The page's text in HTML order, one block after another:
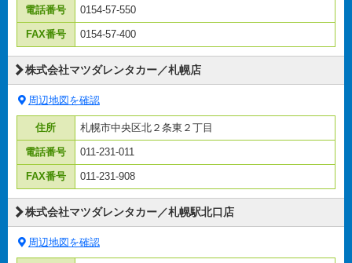
電話番号 0154-57-550
FAX番号 0154-57-400
株式会社マツダレンタカー／札幌店
周辺地図を確認
住所 札幌市中央区北２条東２丁目
電話番号 011-231-011
FAX番号 011-231-908
株式会社マツダレンタカー／札幌駅北口店
周辺地図を確認